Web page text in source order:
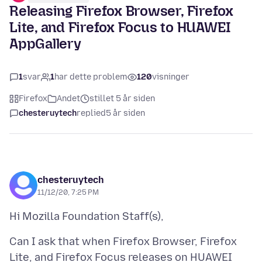
Releasing Firefox Browser, Firefox
Lite, and Firefox Focus to HUAWEI
AppGallery
1svar 1har dette problem 120visninger
Firefox Andet
stillet 5 år siden
chesteruytechreplied5 år siden
chesteruytech
11/12/20, 7:25 PM
Can I ask that when Firefox Browser, Firefox
Lite, and Firefox Focus releases on HUAWEI